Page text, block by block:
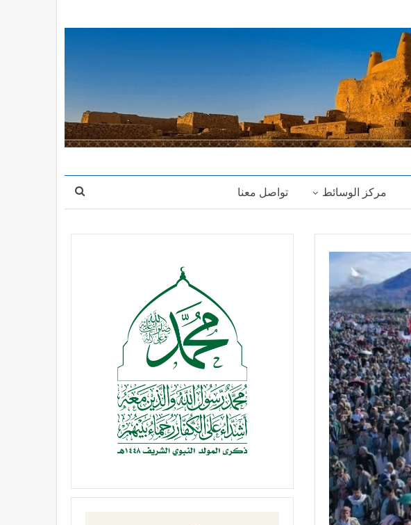
مركز الوسائط تواصل معنا